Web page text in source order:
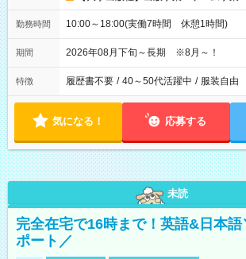
勤務時間 10:00～18:00(実働7時間 休憩1時間)
期間 2026年08月下旬～長期 ※8月～！
特徴 履歴書不要 / 40～50代活躍中 / 服装自由
気になる！ 応募する
未読
完全在宅で16時まで！英語&日本
ポート／